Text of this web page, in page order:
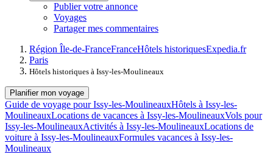
Publier votre annonce
Voyages
Partager mes commentaires
Région Île-de-FranceFranceHôtels historiquesExpedia.fr
Paris
Hôtels historiques à Issy-les-Moulineaux
Planifier mon voyage
Guide de voyage pour Issy-les-MoulineauxHôtels à Issy-les-
MoulineauxLocations de vacances à Issy-les-MoulineauxVols pour
Issy-les-MoulineauxActivités à Issy-les-MoulineauxLocations de
voiture à Issy-les-MoulineauxFormules vacances à Issy-les-
Moulineaux